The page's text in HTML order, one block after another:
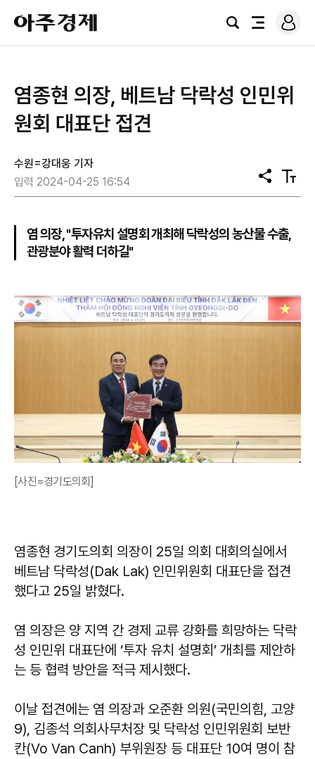
아
주
경
검
전
로
그
염종현 의장, 베트남 닥락성 인민위
원회 대표단 접견
수원=강대웅 기자
입력 2024-04-25 16:54
공
유
텍
스
기
염 의장, "투자유치 설명회 개최해 닥락성의 농산물 수출,
관광분야 활력 더하길"
[사진=경기도의회]
염종현 경기도의회 의장이 25일 의회 대회의실에서
베트남 닥락성(Dak Lak) 인민위원회 대표단을 접견
했다고 25일 밝혔다.
염 의장은 양 지역 간 경제 교류 강화를 희망하는 닥락
성 인민위 대표단에 ‘투자 유치 설명회’ 개최를 제안하
는 등 협력 방안을 적극 제시했다.
이날 접견에는 염 의장과 오준환 의원(국민의힘, 고양
9), 김종석 의회사무처장 및 닥락성 인민위원회 보반
칸(Vo Van Canh) 부위원장 등 대표단 10여 명이 참